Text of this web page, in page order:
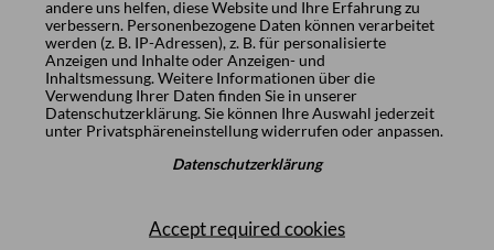
andere uns helfen, diese Website und Ihre Erfahrung zu
verbessern. Personenbezogene Daten können verarbeitet
werden (z. B. IP-Adressen), z. B. für personalisierte
Anzeigen und Inhalte oder Anzeigen- und
Inhaltsmessung. Weitere Informationen über die
Verwendung Ihrer Daten finden Sie in unserer
Datenschutzerklärung. Sie können Ihre Auswahl jederzeit
unter Privatsphäreneinstellungwiderrufen oder anpassen.
Datenschutzerklärung
Accept required cookies
Alexander Gabi, Kaufmann EFZ
Ramon Kramer, Kaufmann EFZ
v.l.n.r.)